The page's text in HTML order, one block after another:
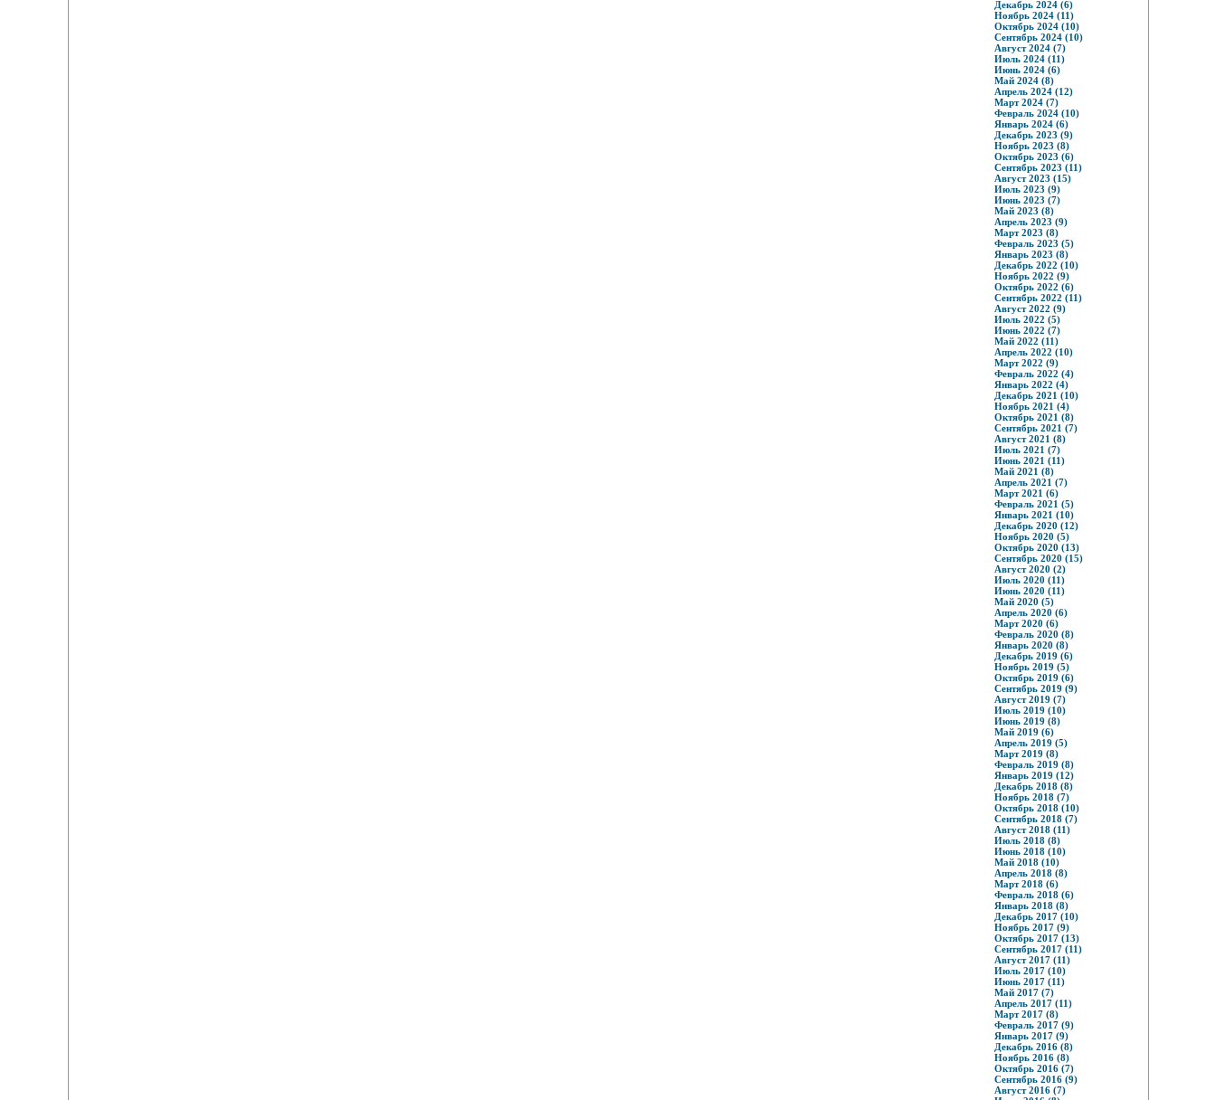
Декабрь 2024 (6)
Ноябрь 2024 (11)
Октябрь 2024 (10)
Сентябрь 2024 (10)
Август 2024 (7)
Июль 2024 (11)
Июнь 2024 (6)
Май 2024 (8)
Апрель 2024 (12)
Март 2024 (7)
Февраль 2024 (10)
Январь 2024 (6)
Декабрь 2023 (9)
Ноябрь 2023 (8)
Октябрь 2023 (6)
Сентябрь 2023 (11)
Август 2023 (15)
Июль 2023 (9)
Июнь 2023 (7)
Май 2023 (8)
Апрель 2023 (9)
Март 2023 (8)
Февраль 2023 (5)
Январь 2023 (8)
Декабрь 2022 (10)
Ноябрь 2022 (9)
Октябрь 2022 (6)
Сентябрь 2022 (11)
Август 2022 (9)
Июль 2022 (5)
Июнь 2022 (7)
Май 2022 (11)
Апрель 2022 (10)
Март 2022 (9)
Февраль 2022 (4)
Январь 2022 (4)
Декабрь 2021 (10)
Ноябрь 2021 (4)
Октябрь 2021 (8)
Сентябрь 2021 (7)
Август 2021 (8)
Июль 2021 (7)
Июнь 2021 (11)
Май 2021 (8)
Апрель 2021 (7)
Март 2021 (6)
Февраль 2021 (5)
Январь 2021 (10)
Декабрь 2020 (12)
Ноябрь 2020 (5)
Октябрь 2020 (13)
Сентябрь 2020 (15)
Август 2020 (2)
Июль 2020 (11)
Июнь 2020 (11)
Май 2020 (5)
Апрель 2020 (6)
Март 2020 (6)
Февраль 2020 (8)
Январь 2020 (8)
Декабрь 2019 (6)
Ноябрь 2019 (5)
Октябрь 2019 (6)
Сентябрь 2019 (9)
Август 2019 (7)
Июль 2019 (10)
Июнь 2019 (8)
Май 2019 (6)
Апрель 2019 (5)
Март 2019 (8)
Февраль 2019 (8)
Январь 2019 (12)
Декабрь 2018 (8)
Ноябрь 2018 (7)
Октябрь 2018 (10)
Сентябрь 2018 (7)
Август 2018 (11)
Июль 2018 (8)
Июнь 2018 (10)
Май 2018 (10)
Апрель 2018 (8)
Март 2018 (6)
Февраль 2018 (6)
Январь 2018 (8)
Декабрь 2017 (10)
Ноябрь 2017 (9)
Октябрь 2017 (13)
Сентябрь 2017 (11)
Август 2017 (11)
Июль 2017 (10)
Июнь 2017 (11)
Май 2017 (7)
Апрель 2017 (11)
Март 2017 (8)
Февраль 2017 (9)
Январь 2017 (9)
Декабрь 2016 (8)
Ноябрь 2016 (8)
Октябрь 2016 (7)
Сентябрь 2016 (9)
Август 2016 (7)